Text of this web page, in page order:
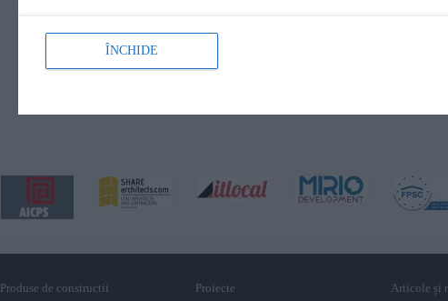
Produse de constructii Proiecte Articole și
ÎNCHIDE